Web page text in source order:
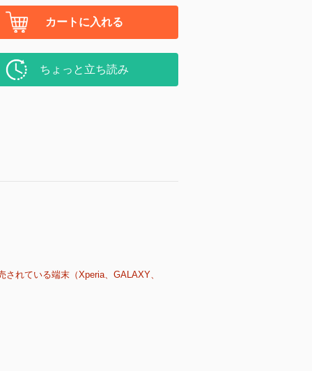
カートに入れる
ちょっと立ち読み
れている端末（Xperia、GALAXY、